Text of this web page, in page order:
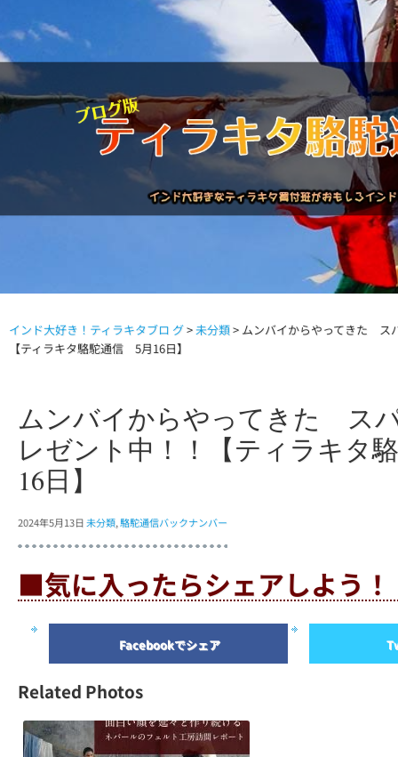
駱駝通信バックナンバー
インド大好き！ティラキタブロ グ>未分類> ムンバイからやってきた ス
【ティラキタ駱駝通信 5月16日】
ムンバイからやってきた ス
レゼント中！！【ティラキタ
16日】
2024年5月13日未分類,駱駝通信バックナンバー
■気に入ったらシェアしよう！
Facebookでシェア
Related Photos